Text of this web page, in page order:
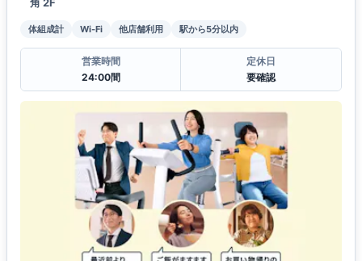
角 2F
体組成計 Wi-Fi 他店舗利用 駅から5分以内
営業時間
24:00間
定休日
要確認